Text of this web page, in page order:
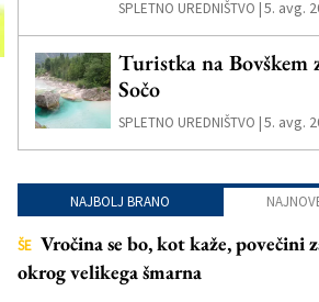
SPLETNO UREDNIŠTVO |5. avg.
Turistka na Bovškem
Sočo
SPLETNO UREDNIŠTVO |5. avg.
NAJBOLJ BRANO
ŠE Vročina se bo, kot kaže, povečini
okrog velikega šmarna